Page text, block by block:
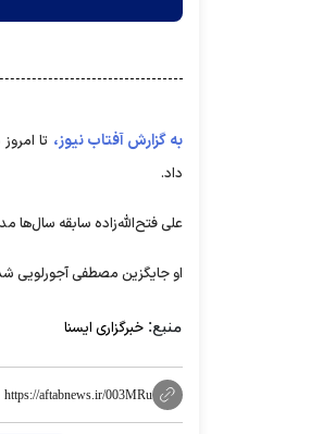
به گزارش آفتاب نیوز، تا
داد.
علی فتح‌الله‌زاده سابقه سال‌ها
او جایگزین مصطفی آجورلویی
منبع: خبرگزاری ایسنا
https://aftabnews.ir/003MRu